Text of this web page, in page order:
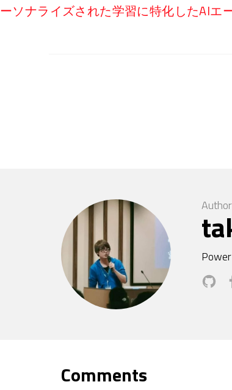
ーソナライズされた学習に特化したAIエ
Author
Comments